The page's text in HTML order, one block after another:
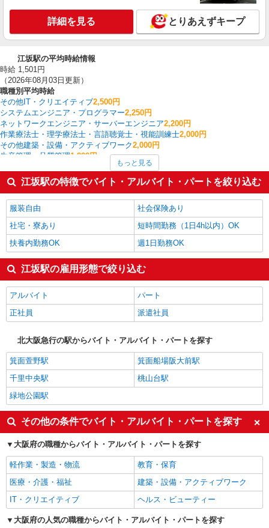
詳細を見る とりあえずキープ
江坂駅の平均時給情報
時給 1,501円
（2026年08月03日更新）
職種別平均時給
その他IT・クリエイティブ2,500円
システムエンジニア・プログラマー2,250円
ネットワークエンジニア・サーバーエンジニア2,200円
作業療法士・理学療法士・言語聴覚士・視能訓練士2,000円
その他建築・設備・アクティブワーク2,000円
生産管理・品質管理1,800円
看護師・保健師・看護助手・助産師 1,606円
金融・貿易事務1,592円
その他介護・福祉1,569円
経理・人事・労務・総務・法務1,558円
江坂駅の他の職種の平均時給を見る
もっと見る
江坂駅の特徴でバイト・アルバイト・パートを絞り込む
服装自由
社会保険あり
社宅・寮あり
短時間勤務（1日4h以内）OK
扶養内勤務OK
週1日勤務OK
江坂駅の雇用形態で絞り込む
アルバイト
パート
正社員
派遣社員
北大阪急行の駅からバイト・アルバイト・パートを探す
箕面萱野駅
箕面船場阪大前駅
千里中央駅
桃山台駅
緑地公園駅
その他の条件でバイト・アルバイト・パートを探す
大阪府の職種からバイト・アルバイト・パートを探す
軽作業・製造・物流
教育・保育
医療・介護・福祉
建築・設備・アクティブワーク
IT・クリエイティブ
ヘルス・ビューティー
大阪府の人気の職種からバイト・アルバイト・パートを探す